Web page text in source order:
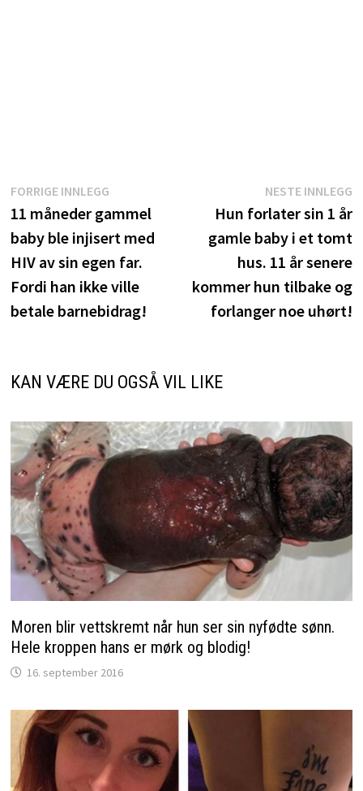
Innleggsnavigasjon
FORRIGE INNLEGGForrige
innlegg:
11 måneder gammel
baby ble injisert med
HIV av sin egen far.
Fordi han ikke ville
betale barnebidrag!
NESTE INNLEGG
Hun forlater sin 1 år
gamle baby i et tomt
hus. 11 år senere
kommer hun tilbake og
forlanger noe uhørt!
KAN VÆRE DU OGSÅ VIL LIKE
Moren blir vettskremt når hun ser sin nyfødte sønn.
Hele kroppen hans er mørk og blodig!
16. september 2016